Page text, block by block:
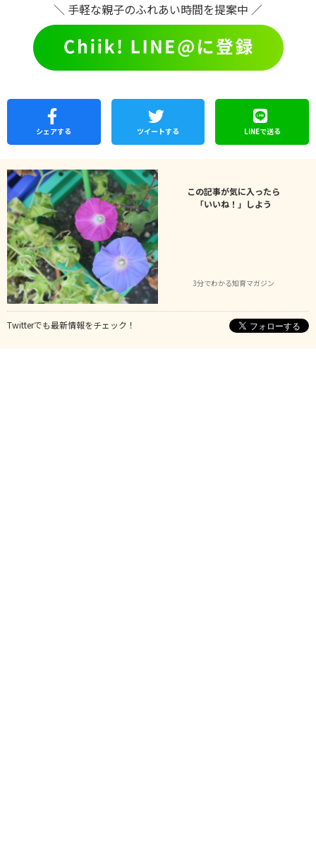
＼ 手軽な親子のふれあい時間を提案中 ／
シェアする ツイートする LINEで送る
この記事が気に入ったら
「いいね！」しよう
3分でわかる知育マガジン
Twitterでも最新情報をチェック！